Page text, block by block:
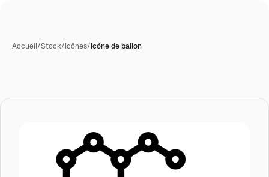
Accueil/Stock/Icônes/Icône de ballon